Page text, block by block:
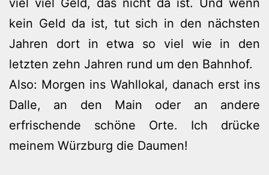
viel viel Geld, das nicht da ist. Und wenn
kein Geld da ist, tut sich in den nächsten
Jahren dort in etwa so viel wie in den
letzten zehn Jahren rund um den Bahnhof.
Also: Morgen ins Wahllokal, danach erst ins
Dalle, an den Main oder an andere
erfrischende schöne Orte. Ich drücke
meinem Würzburg die Daumen!